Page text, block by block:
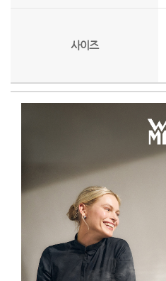
사이즈